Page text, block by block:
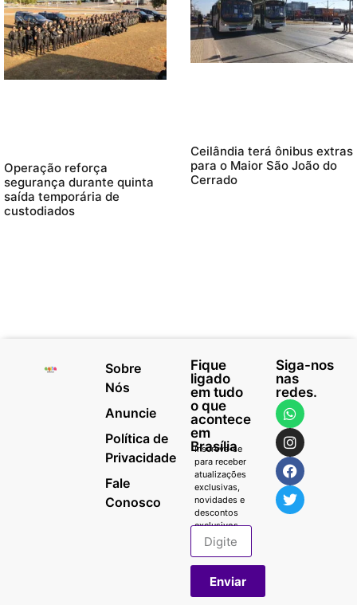
Operação reforça
segurança durante quinta
saída temporária de
custodiados
Ceilândia terá ônibus extras
para o Maior São João do
Cerrado
Sobre
Nós
Anuncie
Política de
Privacidade
Fale
Conosco
Fique
ligado
em tudo
o que
acontece
em
Brasília
Inscreva-se
para receber
atualizações
exclusivas,
novidades e
descontos
exclusivos.
Enviar
Siga-nos
nas
redes.